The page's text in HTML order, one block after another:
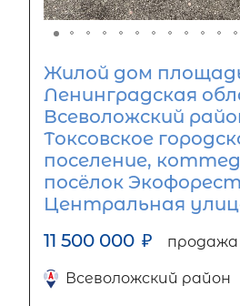
Жилой дом
Ленинградская
Всеволожский
Токсовское
поселение,
посёлок
Центральная
11 500 000 ₽ продажа
Всеволожский район